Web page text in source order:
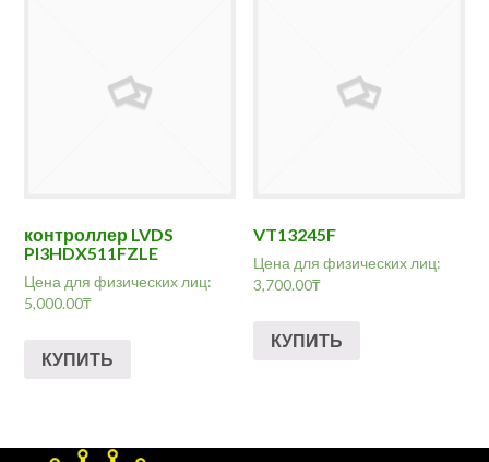
контроллер LVDS
PI3HDX511FZLE
Цена для физических лиц:
5,000.00₸
КУПИТЬ
VT13245F
Цена для физических лиц:
3,700.00₸
КУПИТЬ